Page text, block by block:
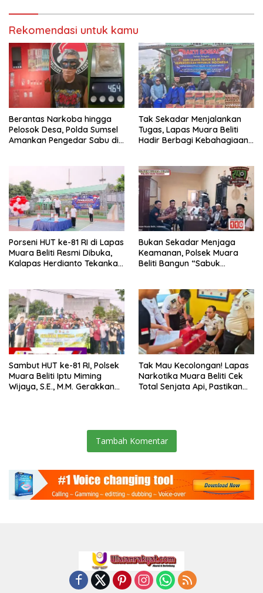
Rekomendasi untuk kamu
Berantas Narkoba hingga
Pelosok Desa, Polda Sumsel
Amankan Pengedar Sabu di
Tak Sekadar Menjalankan
Tugas, Lapas Muara Beliti
Hadir Berbagi Kebahagiaan
Porseni HUT ke-81 RI di Lapas
Muara Beliti Resmi Dibuka,
Kalapas Herdianto Tekankan
Bukan Sekadar Menjaga
Keamanan, Polsek Muara
Beliti Bangun “Sabuk
Sambut HUT ke-81 RI, Polsek
Muara Beliti Iptu Miming
Wijaya, S.E., M.M. Gerakkan
Tak Mau Kecolongan! Lapas
Narkotika Muara Beliti Cek
Total Senjata Api, Pastikan
Tambah Komentar